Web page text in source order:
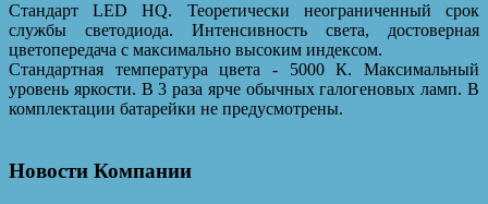
Стандарт LED HQ. Теоретически неограниченный срок
службы светодиода. Интенсивность света, достоверная
цветопередача с максимально высоким индексом.
Стандартная температура цвета - 5000 К. Максимальный
уровень яркости. В 3 раза ярче обычных галогеновых ламп. В
комплектации батарейки не предусмотрены.
Новости Компании